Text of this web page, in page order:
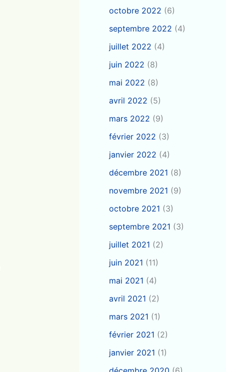
octobre 2022 (6)
septembre 2022 (4)
juillet 2022 (4)
juin 2022 (8)
mai 2022 (8)
avril 2022 (5)
mars 2022 (9)
février 2022 (3)
janvier 2022 (4)
décembre 2021 (8)
novembre 2021 (9)
octobre 2021 (3)
septembre 2021 (3)
juillet 2021 (2)
juin 2021 (11)
mai 2021 (4)
avril 2021 (2)
mars 2021 (1)
février 2021 (2)
janvier 2021 (1)